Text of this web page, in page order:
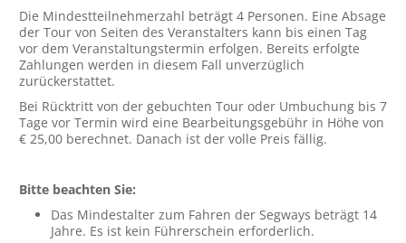
Die Mindestteilnehmerzahl beträgt 4 Personen. Eine Absage
der Tour von Seiten des Veranstalters kann bis einen Tag
vor dem Veranstaltungstermin erfolgen. Bereits erfolgte
Zahlungen werden in diesem Fall unverzüglich
zurückerstattet.
Bei Rücktritt von der gebuchten Tour oder Umbuchung bis 7
Tage vor Termin wird eine Bearbeitungsgebühr in Höhe von
€ 25,00 berechnet. Danach ist der volle Preis fällig.
Bitte beachten Sie:
Das Mindestalter zum Fahren der Segways beträgt 14
Jahre. Es ist kein Führerschein erforderlich.